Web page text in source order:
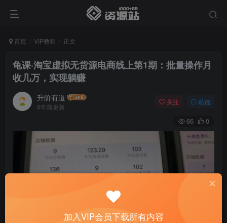
首页 VIP教程 正文
龟课·淘宝虚拟无货源电商线上第1期：批量操作月
收几万，实现躺赚
升阶有道
6年前更新
关注 私信
66 0
加入VIP会员下载所有内容